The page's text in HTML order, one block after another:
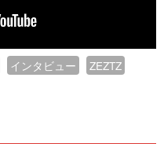
インタビュー
ZEZTZ